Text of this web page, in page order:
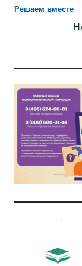
Решаем вместе